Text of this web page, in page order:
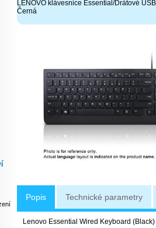
LENOVO klávesnice Essential/Drátové
Černá
Popis Technické parametry
Lenovo Essential Wired Keyboard